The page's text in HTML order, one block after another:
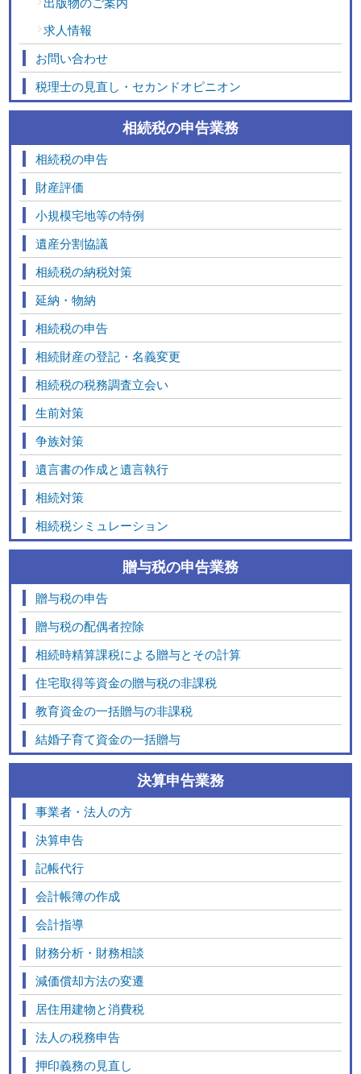
求人情報
お問い合わせ
税理士の見直し・セカンドオピニオン
相続税の申告業務
相続税の申告
財産評価
小規模宅地等の特例
遺産分割協議
相続税の納税対策
延納・物納
相続税の申告
相続財産の登記・名義変更
相続税の税務調査立会い
生前対策
争族対策
遺言書の作成と遺言執行
相続対策
相続税シミュレーション
贈与税の申告業務
贈与税の申告
贈与税の配偶者控除
相続時精算課税による贈与とその計算
住宅取得等資金の贈与税の非課税
教育資金の一括贈与の非課税
結婚子育て資金の一括贈与
決算申告業務
事業者・法人の方
決算申告
記帳代行
会計帳簿の作成
会計指導
財務分析・財務相談
減価償却方法の変遷
居住用建物と消費税
法人の税務申告
押印義務の見直し